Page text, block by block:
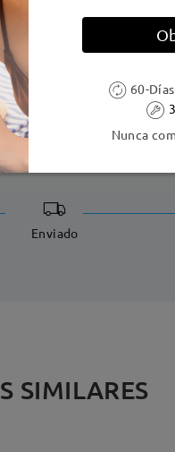
Enviado
SIMILARES
60-
Nunca